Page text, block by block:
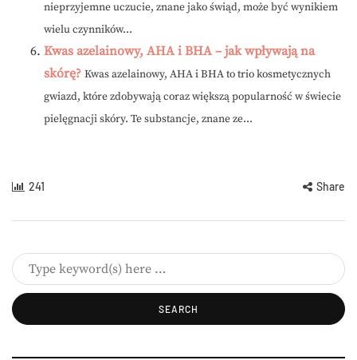
nieprzyjemne uczucie, znane jako świąd, może być wynikiem
wielu czynników...
Kwas azelainowy, AHA i BHA – jak wpływają na
skórę? Kwas azelainowy, AHA i BHA to trio kosmetycznych
gwiazd, które zdobywają coraz większą popularność w świecie
pielęgnacji skóry. Te substancje, znane ze...
241 Share